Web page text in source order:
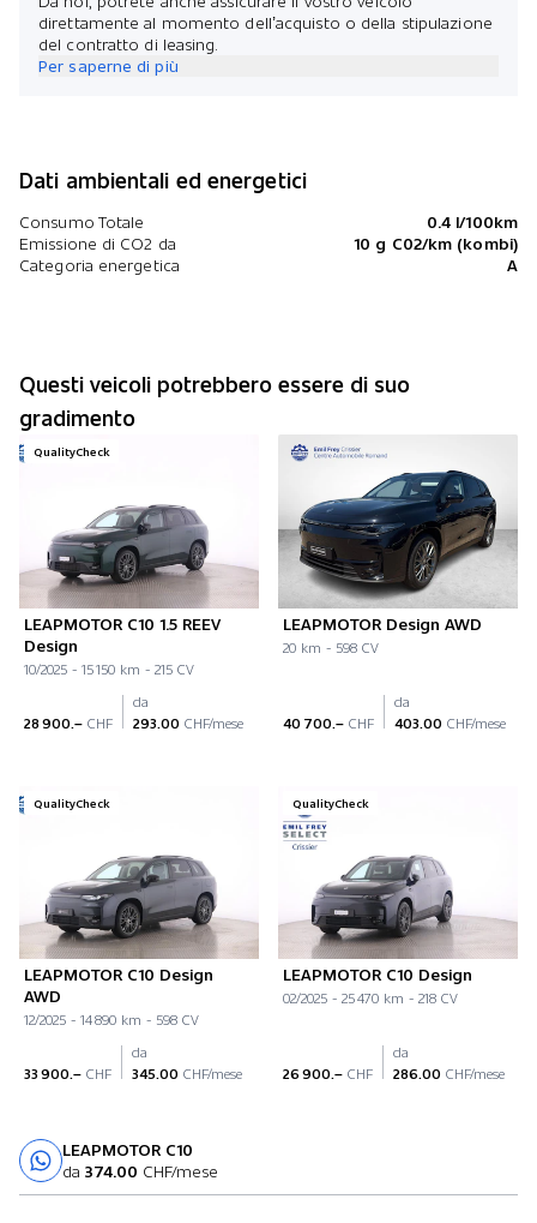
direttamente al momento dell’acquisto o della stipulazione
del contratto di leasing.
Per saperne di più
Dati ambientali ed energetici
Consumo Totale
0.4 l/100km
Emissione di CO2 da
10 g C02/km (kombi)
Categoria energetica
A
Questi veicoli potrebbero essere di suo
gradimento
QualityCheck
LEAPMOTOR C10 1.5 REEV
Design
10/2025 - 15 150 km - 215 CV
28 900.– CHF
da
293.00 CHF/mese
LEAPMOTOR Design AWD
20 km - 598 CV
40 700.– CHF
da
403.00 CHF/mese
QualityCheck
LEAPMOTOR C10 Design
AWD
12/2025 - 14 890 km - 598 CV
33 900.– CHF
da
345.00 CHF/mese
QualityCheck
LEAPMOTOR C10 Design
02/2025 - 25 470 km - 218 CV
26 900.– CHF
da
286.00 CHF/mese
LEAPMOTOR C10
da 374.00 CHF/mese